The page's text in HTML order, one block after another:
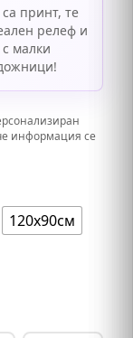
принт, те
релеф и
малки
информация се
120х90см